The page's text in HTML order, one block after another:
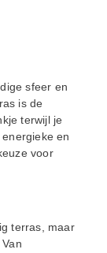
sfeer en
is de
terwijl je
en
voor
terras, maar